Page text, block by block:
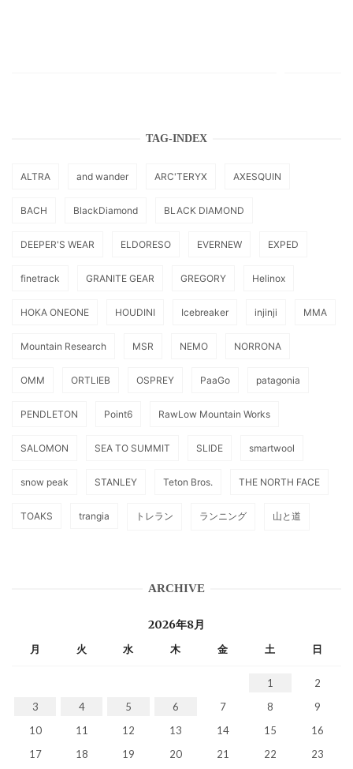
TAG-INDEX
ALTRA and wander ARC'TERYX AXESQUIN
BACH BlackDiamond BLACK DIAMOND
DEEPER'S WEAR ELDORESO EVERNEW EXPED
finetrack GRANITE GEAR GREGORY Helinox
HOKA ONEONE HOUDINI Icebreaker injinji MMA
Mountain Research MSR NEMO NORRONA
OMM ORTLIEB OSPREY PaaGo patagonia
PENDLETON Point6 RawLow Mountain Works
SALOMON SEA TO SUMMIT SLIDE smartwool
snow peak STANLEY Teton Bros. THE NORTH FACE
TOAKS trangia トレラン ランニング 山と道
ARCHIVE
2026年8月
月 火 水 木 金 土 日
1
2
3
4 5 6 7 8
9
10
11 12 13 14 15
16
17
18 19 20 21 22 23